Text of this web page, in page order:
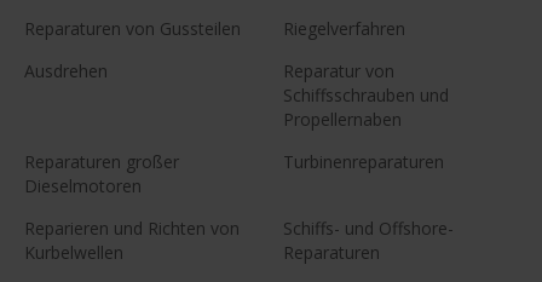
Reparaturen von Gussteilen
Riegelverfahren
Ausdrehen
Reparatur von
Schiffsschrauben und
Propellernaben
Reparaturen großer
Dieselmotoren
Turbinenreparaturen
Reparieren und Richten von
Kurbelwellen
Schiffs- und Offshore-
Reparaturen